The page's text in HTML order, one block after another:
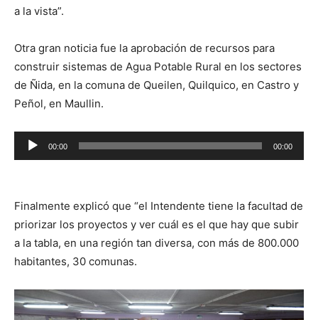
a la vista”.
Otra gran noticia fue la aprobación de recursos para
construir sistemas de Agua Potable Rural en los sectores
de Ñida, en la comuna de Queilen, Quilquico, en Castro y
Peñol, en Maullin.
Reproductor
de
00:00 00:00
Finalmente explicó que “el Intendente tiene la facultad de
priorizar los proyectos y ver cuál es el que hay que subir
a la tabla, en una región tan diversa, con más de 800.000
habitantes, 30 comunas.